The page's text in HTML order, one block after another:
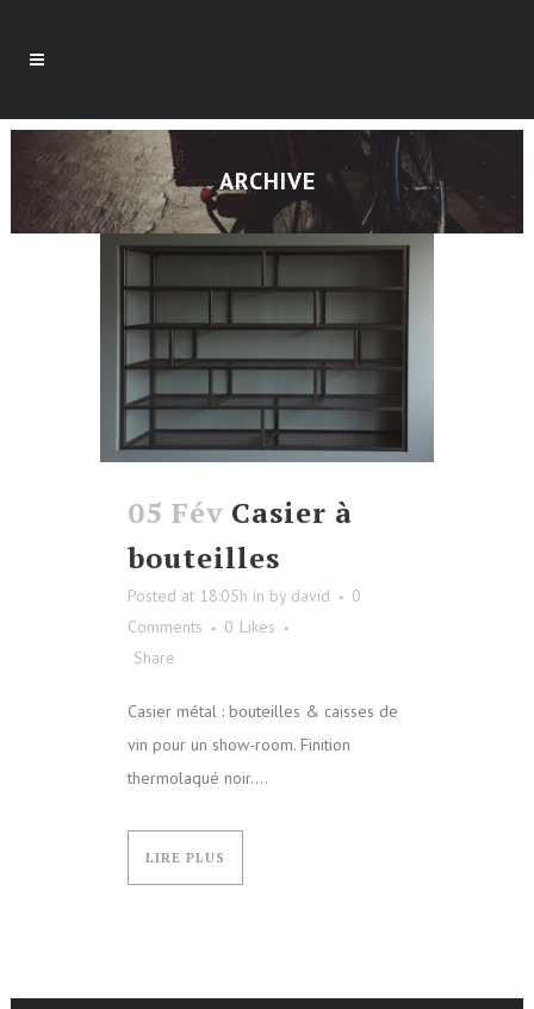
ARCHIVE
05 Fév Casier à
bouteilles
Posted at 18:05h in by david
0
Comments
0 Likes
Share
Casier métal : bouteilles & caisses de
vin pour un show-room. Finition
thermolaqué noir....
LIRE PLUS